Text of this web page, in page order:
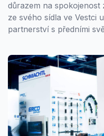
důrazem na
ze svého sídla ve Vestci
partnerství s předními